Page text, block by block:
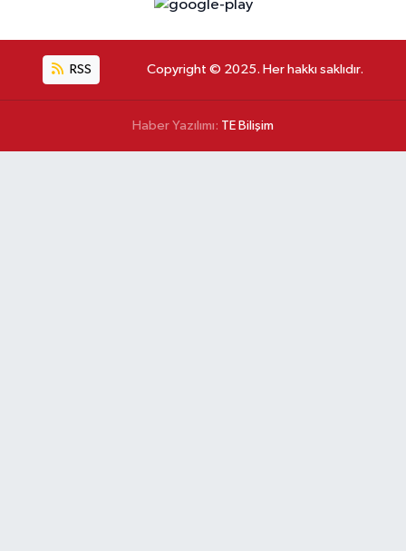
RSS Copyright © 2025. Her hakkı saklıdır.
Haber Yazılımı: TE Bilişim